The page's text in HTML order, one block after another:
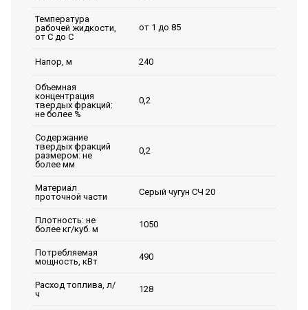
Температура
рабочей жидкости,
от С до С
от 1 до 85
Напор, м 240
Объемная
концентрация
твердых фракций:
не более %
0,2
Содержание
твердых фракций
размером: не
более мм
0,2
Материал
проточной части
Серый чугун СЧ 20
Плотность: не
более кг/куб. м
1050
Потребляемая
мощность, кВт
490
Расход топлива, л/
ч
128